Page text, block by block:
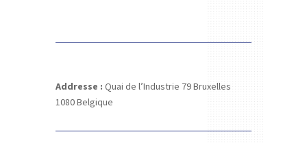
Addresse : Quai de l’Industrie 79Bruxelles
1080Belgique